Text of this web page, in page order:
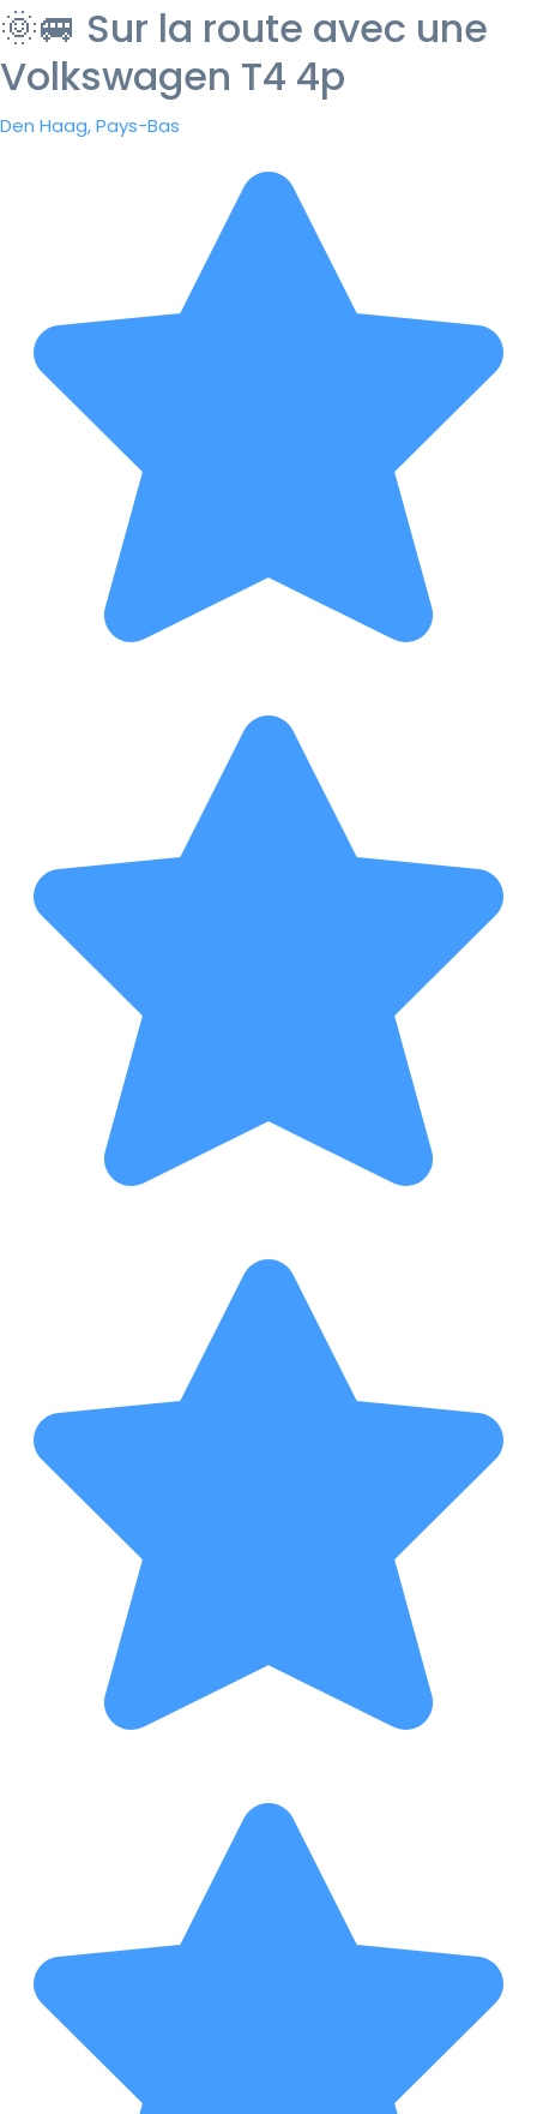
🌞🚐 Sur la route avec une
Volkswagen T4 4p
Den Haag, Pays-Bas